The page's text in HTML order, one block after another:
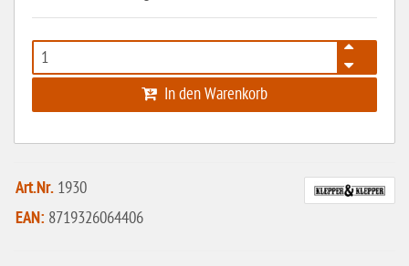
vegan
ohne Milch
ohne Hafer
In den Warenkorb
Art.Nr. 1930
EAN: 8719326064406